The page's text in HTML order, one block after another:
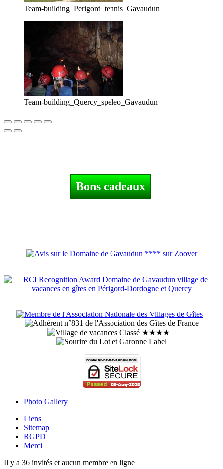
Team-building_Perigord_tennis_Gavaudun
Team-building_Quercy_speleo_Gavaudun
Photo Gallery
Liens
Sitemap
RGPD
Merci
Il y a 36 invités et aucun membre en ligne